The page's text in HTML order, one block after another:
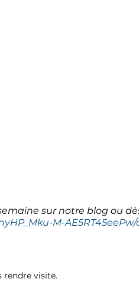
sur notre blog ou
M-
rendre visite.